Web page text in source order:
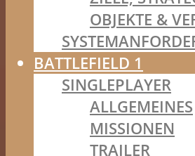
OBJEKTE &
BATTLEFIELD 1
SINGLEPLAYER
ALLGEMEINES
MISSIONEN
TRAILER